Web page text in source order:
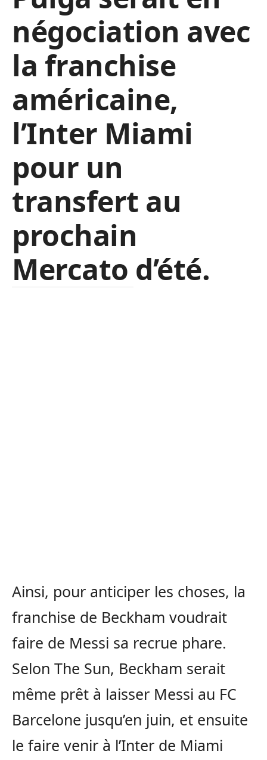
négociation avec
la franchise
américaine,
l’Inter Miami
pour un
transfert au
prochain
Mercato d’été.
Ainsi, pour anticiper les choses, la
franchise de Beckham voudrait
faire de Messi sa recrue phare.
Selon The Sun, Beckham serait
même prêt à laisser Messi au FC
Barcelone jusqu’en juin, et ensuite
le faire venir à l’Inter de Miami